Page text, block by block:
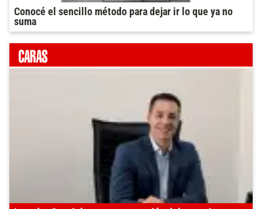
Conocé el sencillo método para dejar ir lo que ya no
suma